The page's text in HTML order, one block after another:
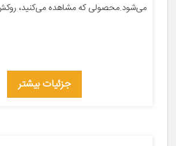
می‌شود.محصولی که مشاهده می‌کنید،
جزئیات بیشتر